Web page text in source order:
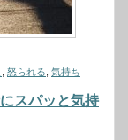
怒られる 気持ち
スパッと気持